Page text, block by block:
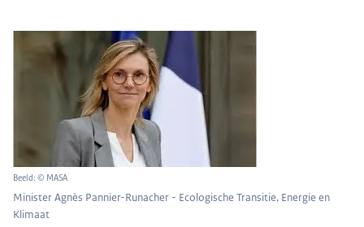
Beeld: © MASA
Minister Agnès Pannier-Runacher - Ecologische Transitie, Energie en
Klimaat